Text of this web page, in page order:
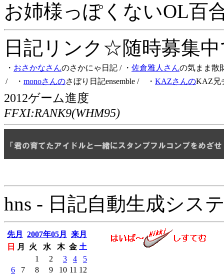
お姉様っぽくないOL百
日記リンク☆随時募集
・ おさかなさんのさかにゃ日記 / ・ 佐倉雅人さんの気まま散
/ ・ monoさんのさぼり日記ensemble / ・ KAZさんのKAZ兄
2012ゲーム進度
FFXI:RANK9(WHM95)
hns - 日記自動生成シス
先月 2007年05月
来月
日
月 火 水 木 金 土
1
2 3 4
5
6
7 8 9 10 11 12